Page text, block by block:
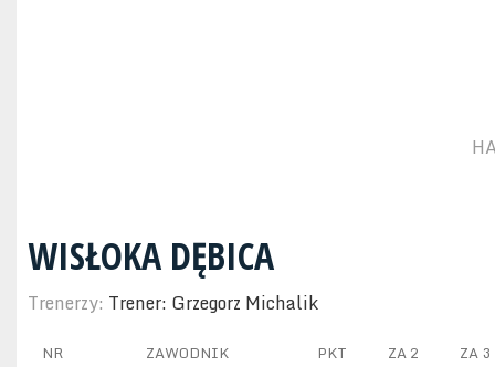
WISŁOKA DĘBICA
Trenerzy: Trener: Grzegorz Michalik
NR ZAWODNIK PKT ZA 2 ZA 3